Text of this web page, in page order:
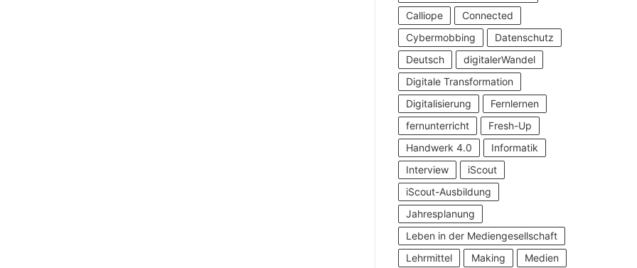
Calliope
Connected
Cybermobbing
Datenschutz
Deutsch
digitalerWandel
Digitale Transformation
Digitalisierung
Fernlernen
fernunterricht
Fresh-Up
Handwerk 4.0
Informatik
Interview
iScout
iScout-Ausbildung
Jahresplanung
Leben in der Mediengesellschaft
Lehrmittel
Making
Medien